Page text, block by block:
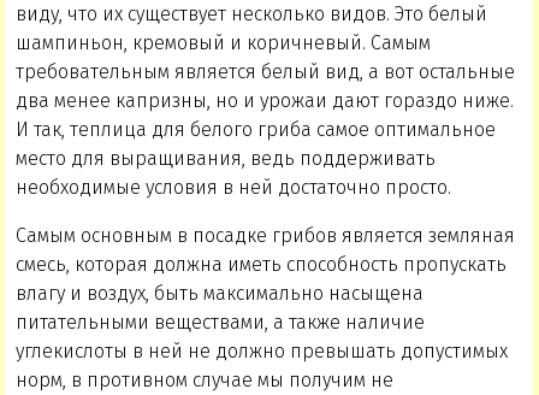
виду, что их существует несколько видов. Это белый
шампиньон, кремовый и коричневый. Самым
требовательным является белый вид, а вот остальные
два менее капризны, но и урожаи дают гораздо ниже.
И так, теплица для белого гриба самое оптимальное
место для выращивания, ведь поддерживать
необходимые условия в ней достаточно просто.
Самым основным в посадке грибов является земляная
смесь, которая должна иметь способность пропускать
влагу и воздух, быть максимально насыщена
питательными веществами, а также наличие
углекислоты в ней не должно превышать допустимых
норм, в противном случае мы получим не